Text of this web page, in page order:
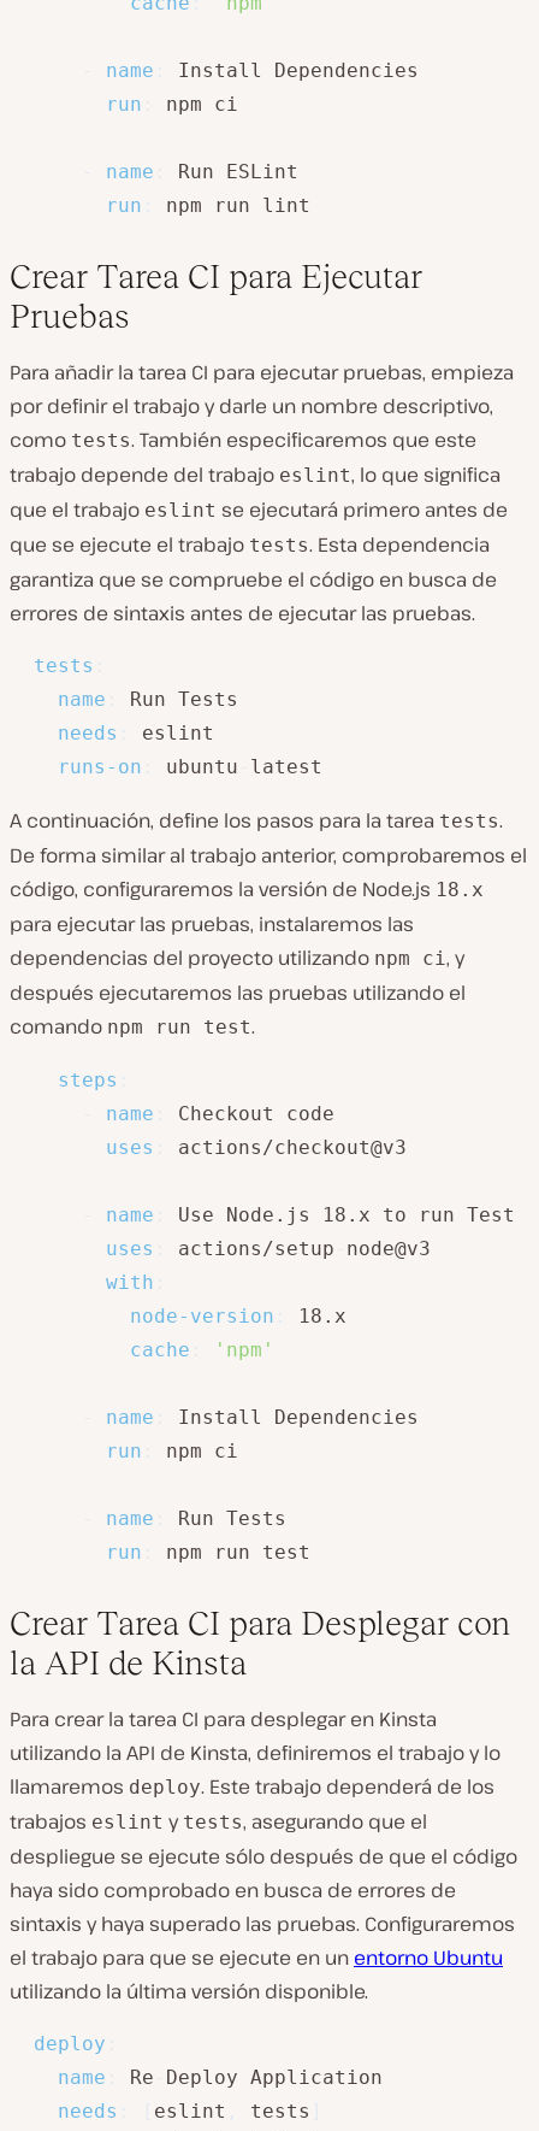
name
Install Dependencies
run
npm ci
name
Run ESLint
run
npm run lint
Crear Tarea CI para Ejecutar
Pruebas
Para añadir la tarea CI para ejecutar pruebas, empieza
por definir el trabajo y darle un nombre descriptivo,
como tests. También especificaremos que este
trabajo depende del trabajo eslint, lo que significa
que el trabajo eslint se ejecutará primero antes de
que se ejecute el trabajo tests. Esta dependencia
garantiza que se compruebe el código en busca de
errores de sintaxis antes de ejecutar las pruebas.
tests
name
Run Tests
needs
eslint
runs-on
ubuntu latest
A continuación, define los pasos para la tarea tests.
De forma similar al trabajo anterior, comprobaremos el
código, configuraremos la versión de Node.js 18.x
para ejecutar las pruebas, instalaremos las
dependencias del proyecto utilizando npm ci , y
después ejecutaremos las pruebas utilizando el
comando npm run test.
steps
name
Checkout code
uses
actions/checkout@v3
name
Use Node.js 18.x to run Test
uses
actions/setup
node@v3
with
node-version
18.x
cache
'npm'
name
Install Dependencies
run
npm ci
name
Run Tests
run
npm run test
Crear Tarea CI para Desplegar con
la API de Kinsta
Para crear la tarea CI para desplegar en Kinsta
utilizando la API de Kinsta, definiremos el trabajo y lo
llamaremos deploy. Este trabajo dependerá de los
trabajos eslint y tests, asegurando que el
despliegue se ejecute sólo después de que el código
haya sido comprobado en busca de errores de
sintaxis y haya superado las pruebas. Configuraremos
el trabajo para que se ejecute en un entorno Ubuntu
utilizando la última versión disponible.
deploy
name
Re
Deploy Application
needs
eslint tests